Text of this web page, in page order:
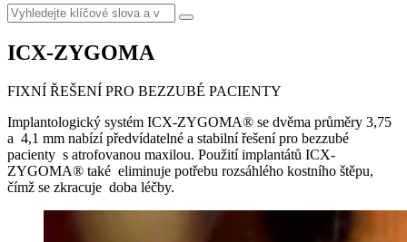
Vyhledat
ICX-ZYGOMA
FIXNÍ ŘEŠENÍ PRO BEZZUBÉ PACIENTY
Implantologický systém ICX-ZYGOMA® se dvěma průměry 3,75
a 4,1 mm nabízí předvídatelné a stabilní řešení pro bezzubé
pacienty s atrofovanou maxilou. Použití implantátů ICX-
ZYGOMA® také eliminuje potřebu rozsáhlého kostního štěpu,
čímž se zkracuje doba léčby.